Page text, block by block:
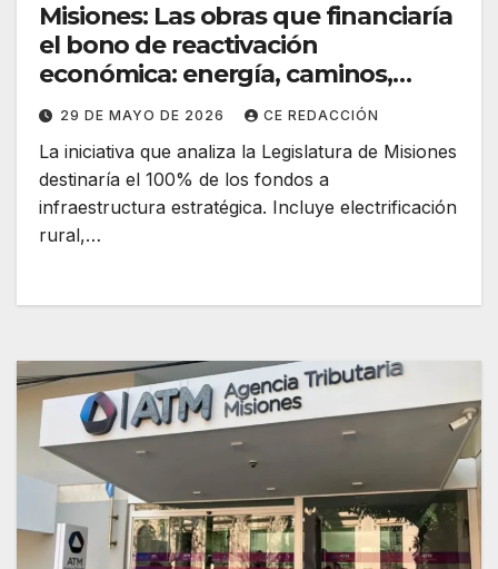
Misiones: Las obras que financiaría
el bono de reactivación
económica: energía, caminos,
conectividad y salud
29 DE MAYO DE 2026 CE REDACCIÓN
La iniciativa que analiza la Legislatura de Misiones
destinaría el 100% de los fondos a
infraestructura estratégica. Incluye electrificación
rural,…